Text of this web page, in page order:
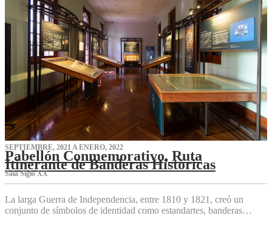
SEPTIEMBRE, 2021 A ENERO, 2022
Pabellón Conmemorativo, Ruta
Itinerante de Banderas Históricas
Sala Siglo XX
La larga Guerra de Independencia, entre 1810 y 1821, creó un
conjunto de símbolos de identidad como estandartes, banderas…